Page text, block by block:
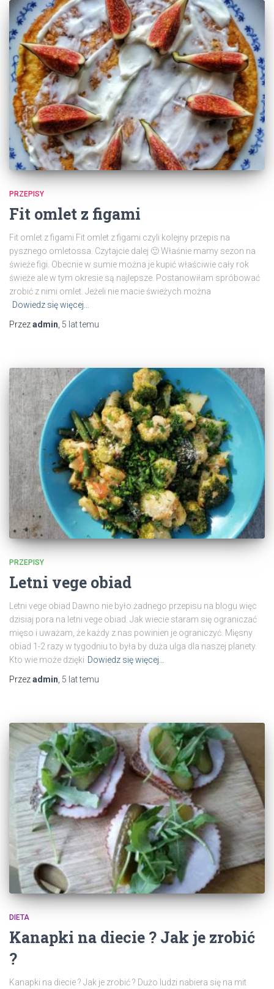
PRZEPISY
Fit omlet z figami
Fit omlet z figami Fit omlet z figami czyli kolejny przepis na
pysznego omletossa. Czytajcie dalej 🙂 Właśnie mamy sezon na
świeże figi. Obecnie w sumie można je kupić właściwie cały rok
świeże ale w tym okresie są najlepsze. Postanowiłam spróbować
zrobić z nimi omlet. Jeżeli nie macie świeżych można
Dowiedz się więcej…
Przezadmin, 5 lattemu
PRZEPISY
Letni vege obiad
Letni vege obiad Dawno nie było żadnego przepisu na blogu więc
dzisiaj pora na letni vege obiad. Jak wiecie staram się ograniczać
mięso i uważam, że każdy z nas powinien je ograniczyć. Mięsny
obiad 1-2 razy w tygodniu to była by duża ulga dla naszej planety.
Kto wie może dzięki Dowiedz się więcej…
Przezadmin 5 lattemu
DIETA
Kanapki na diecie ? Jak je zrobić
?
Kanapki na diecie ? Jak je zrobić ? Dużo ludzi nabiera się na mit